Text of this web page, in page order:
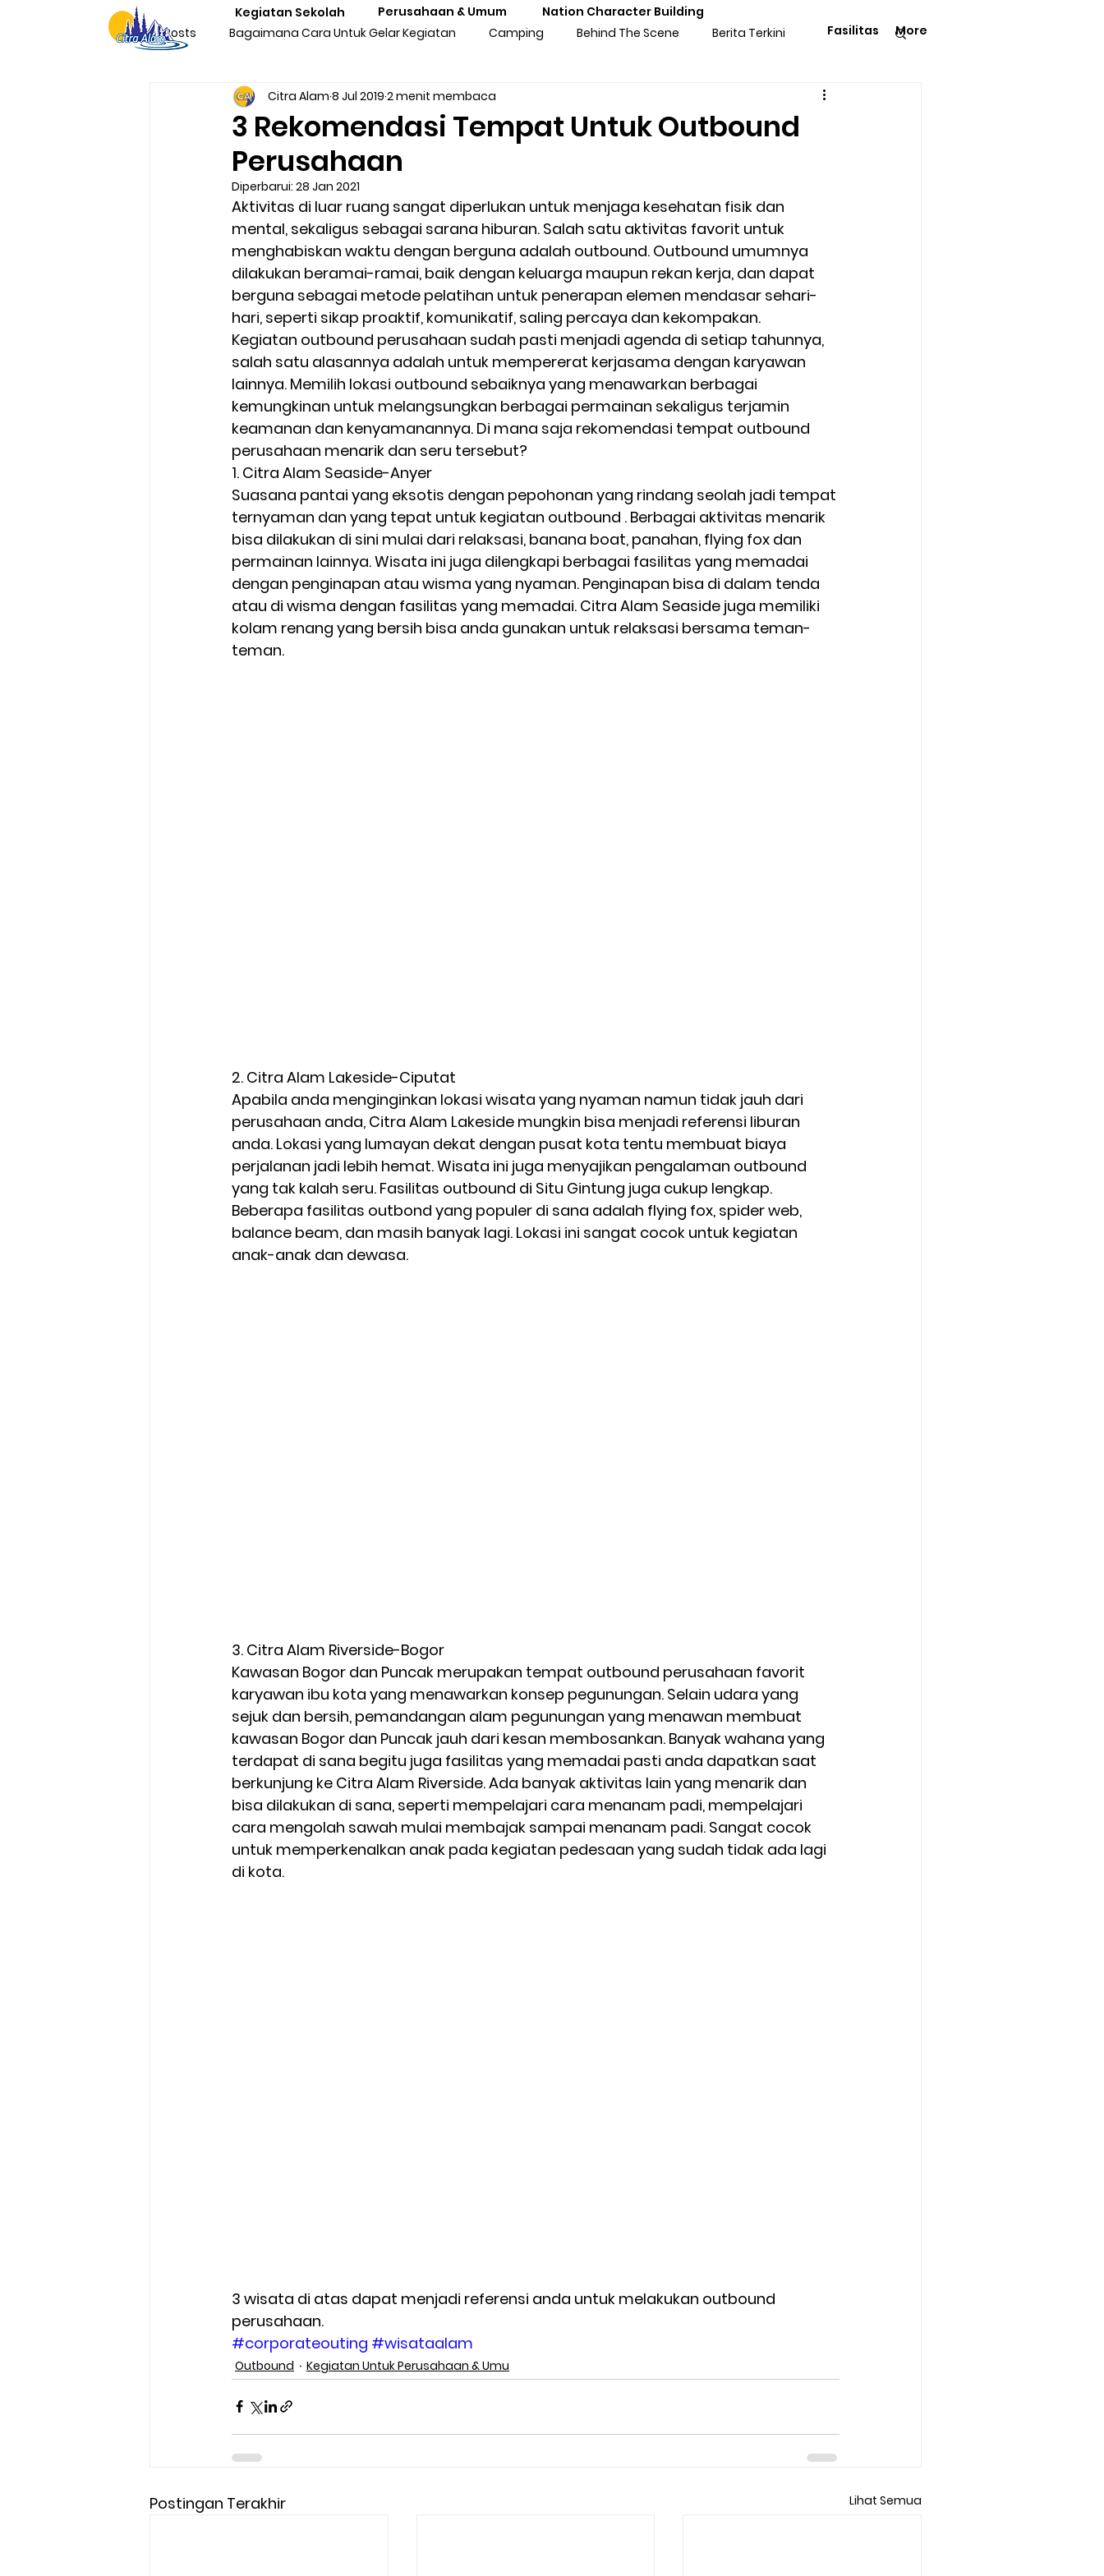
Kegiatan Sekolah Perusahaan & Umum
Nation Character Building
Fasilitas
More
All Posts Bagaimana Cara Untuk Gelar Kegiatan Camping Behind The Scene Berita Terkini
Character Building Team Building Gathering Pengetahuan
Produktivitas Program Kegiatan Sekolah
Liburan & Refreshing Kegiatan Untuk Perusahaan & Umu Pengalaman & Testimoni Pelangga
Sosialisasi Nasionalisme Indonesia Seni & Budaya Inspirasi Prakaya Virtual Kegiatan Rohani
3 Rekomendasi Tempat Untuk Outbound
Perusahaan
Citra Alam 8 Jul 2019 2 menit membaca
Diperbarui: 28 Jan 2021
Aktivitas di luar ruang sangat diperlukan untuk menjaga kesehatan fisik dan
mental, sekaligus sebagai sarana hiburan. Salah satu aktivitas favorit untuk
menghabiskan waktu dengan berguna adalah outbound. Outbound umumnya
dilakukan beramai-ramai, baik dengan keluarga maupun rekan kerja, dan dapat
berguna sebagai metode pelatihan untuk penerapan elemen mendasar sehari-
hari, seperti sikap proaktif, komunikatif, saling percaya dan kekompakan.
Kegiatan outbound perusahaan sudah pasti menjadi agenda di setiap tahunnya,
salah satu alasannya adalah untuk mempererat kerjasama dengan karyawan
lainnya. Memilih lokasi outbound sebaiknya yang menawarkan berbagai
kemungkinan untuk melangsungkan berbagai permainan sekaligus terjamin
keamanan dan kenyamanannya. Di mana saja rekomendasi tempat outbound
perusahaan menarik dan seru tersebut?
1. Citra Alam Seaside-Anyer
Suasana pantai yang eksotis dengan pepohonan yang rindang seolah jadi tempat
ternyaman dan yang tepat untuk kegiatan outbound . Berbagai aktivitas menarik
bisa dilakukan di sini mulai dari relaksasi, banana boat, panahan, flying fox dan
permainan lainnya. Wisata ini juga dilengkapi berbagai fasilitas yang memadai
dengan penginapan atau wisma yang nyaman. Penginapan bisa di dalam tenda
atau di wisma dengan fasilitas yang memadai. Citra Alam Seaside juga memiliki
kolam renang yang bersih bisa anda gunakan untuk relaksasi bersama teman-
teman.
2. Citra Alam Lakeside-Ciputat
Apabila anda menginginkan lokasi wisata yang nyaman namun tidak jauh dari
perusahaan anda, Citra Alam Lakeside mungkin bisa menjadi referensi liburan
anda. Lokasi yang lumayan dekat dengan pusat kota tentu membuat biaya
perjalanan jadi lebih hemat. Wisata ini juga menyajikan pengalaman outbound
yang tak kalah seru. Fasilitas outbound di Situ Gintung juga cukup lengkap.
Beberapa fasilitas outbond yang populer di sana adalah flying fox, spider web,
balance beam, dan masih banyak lagi. Lokasi ini sangat cocok untuk kegiatan
anak-anak dan dewasa.
3. Citra Alam Riverside-Bogor
Kawasan Bogor dan Puncak merupakan tempat outbound perusahaan favorit
karyawan ibu kota yang menawarkan konsep pegunungan. Selain udara yang
sejuk dan bersih, pemandangan alam pegunungan yang menawan membuat
kawasan Bogor dan Puncak jauh dari kesan membosankan. Banyak wahana yang
terdapat di sana begitu juga fasilitas yang memadai pasti anda dapatkan saat
berkunjung ke Citra Alam Riverside. Ada banyak aktivitas lain yang menarik dan
bisa dilakukan di sana, seperti mempelajari cara menanam padi, mempelajari
cara mengolah sawah mulai membajak sampai menanam padi. Sangat cocok
untuk memperkenalkan anak pada kegiatan pedesaan yang sudah tidak ada lagi
di kota.
3 wisata di atas dapat menjadi referensi anda untuk melakukan outbound
perusahaan.
#corporateouting #wisataalam
Outbound Kegiatan Untuk Perusahaan & Umu
Postingan Terakhir Lihat Semua